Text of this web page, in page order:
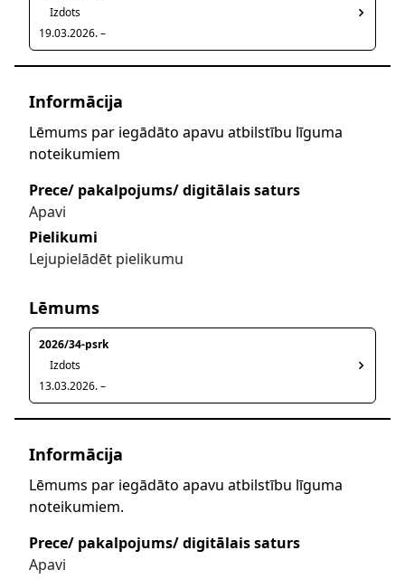
Izdots
19.03.2026. –
Informācija
Lēmums par iegādāto apavu atbilstību līguma
noteikumiem
Prece/ pakalpojums/ digitālais saturs
Apavi
Pielikumi
Lejupielādēt pielikumu
Lēmums
2026/34-psrk
Izdots
13.03.2026. –
Informācija
Lēmums par iegādāto apavu atbilstību līguma
noteikumiem.
Prece/ pakalpojums/ digitālais saturs
Apavi